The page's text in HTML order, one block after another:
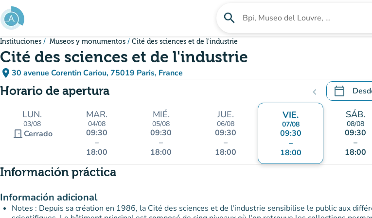
Ir al contenido principal
search Buscar un establecimiento
Instituciones Museos y monumentos Cité des sciences et de l'industrie
Cité des sciences et de l'industrie
place 30 avenue Corentin Cariou, 75019 Paris, France
(abrir en Google Maps)
(nueva pestaña)
Horario de apertura chevron_left calendar_today
.Abra el
LUN.
03/08
door_front Cerrado
MAR.
04/08
09:30
–
18:00
MIÉ.
05/08
09:30
–
18:00
JUE.
06/08
09:30
–
18:00
VIE.
07/08
09:30
–
18:00
SÁB.
08/08
09:30
–
18:00
Información práctica
Información adicional
Notes : Depuis sa création en 1986, la Cité des sciences et de l'industrie sensibilise le public aux